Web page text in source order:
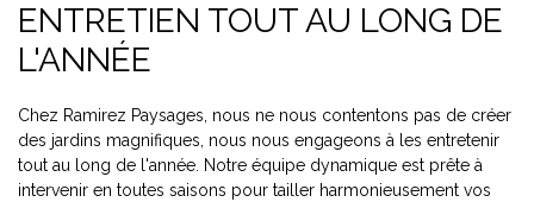
ENTRETIEN TOUT AU LONG DE
L'ANNÉE
Chez Ramirez Paysages, nous ne nous contentons pas de créer
des jardins magnifiques, nous nous engageons à les entretenir
tout au long de l'année. Notre équipe dynamique est prête à
intervenir en toutes saisons pour tailler harmonieusement vos